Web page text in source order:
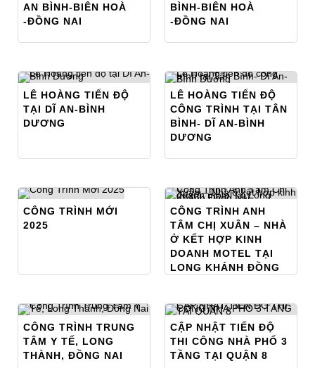
AN BÌNH-BIÊN HOÀ
-ĐỒNG NAI
BÌNH-BIÊN HOÀ
-ĐỒNG NAI
LÊ HOÀNG TIẾN ĐỘ
TẠI DĨ AN-BÌNH
DƯƠNG
LÊ HOÀNG TIẾN ĐỘ
CÔNG TRÌNH TẠI TÂN
BÌNH- DĨ AN-BÌNH
DƯƠNG
CÔNG TRÌNH MỚI
2025
CÔNG TRÌNH ANH
TÂM CHỊ XUÂN – NHÀ
Ở KẾT HỢP KINH
DOANH MOTEL TẠI
LONG KHÁNH ĐỒNG
CÔNG TRÌNH TRUNG
TÂM Y TẾ, LONG
THÀNH, ĐỒNG NAI
CẬP NHẬT TIẾN ĐỘ
THI CÔNG NHÀ PHỐ 3
TẦNG TẠI QUẬN 8